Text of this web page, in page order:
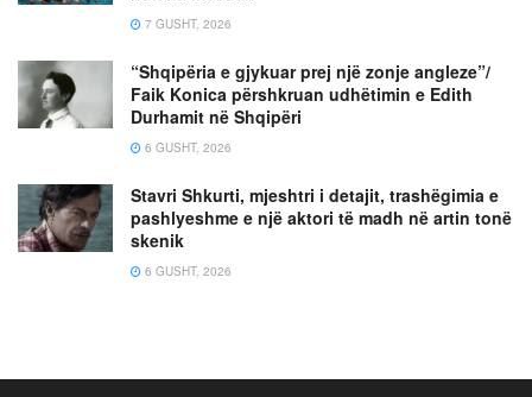
7 GUSHT, 2026
“Shqipëria e gjykuar prej një zonje angleze”/
Faik Konica përshkruan udhëtimin e Edith
Durhamit në Shqipëri
6 GUSHT, 2026
Stavri Shkurti, mjeshtri i detajit, trashëgimia e
pashlyeshme e një aktori të madh në artin tonë
skenik
6 GUSHT, 2026